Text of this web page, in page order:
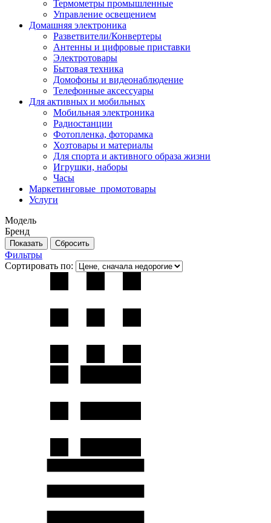
Термометры промышленные
Управление освещением
Домашняя электроника
Разветвители/Конвертеры
Антенны и цифровые приставки
Электротовары
Бытовая техника
Домофоны и видеонаблюдение
Телефонные аксессуары
Для активных и мобильных
Мобильная электроника
Радиостанции
Фотопленка, фоторамка
Хозтовары и материалы
Для спорта и активного образа жизни
Игрушки, наборы
Часы
Маркетинговые_промотовары
Услуги
Модель
Бренд
Фильтры
Сортировать по: